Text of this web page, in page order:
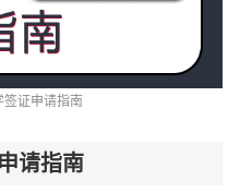
证申请指南
请指南